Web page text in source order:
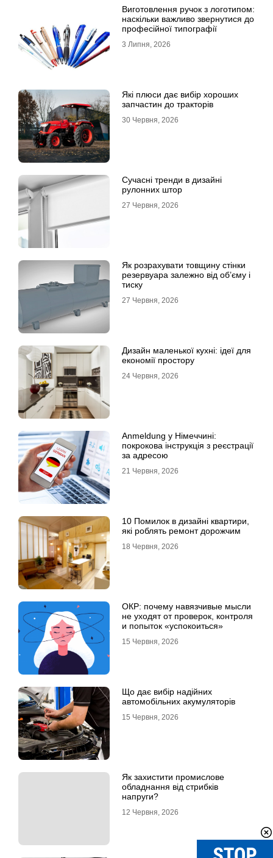
Виготовлення ручок з логотипом:
наскільки важливо звернутися до
професійної типографії
3 Липня, 2026
Які плюси дає вибір хороших
запчастин до тракторів
30 Червня, 2026
Сучасні тренди в дизайні
рулонних штор
27 Червня, 2026
Як розрахувати товщину стінки
резервуара залежно від об’єму і
тиску
27 Червня, 2026
Дизайн маленької кухні: ідеї для
економії простору
24 Червня, 2026
Anmeldung у Німеччині:
покрокова інструкція з реєстрації
за адресою
21 Червня, 2026
10 Помилок в дизайні квартири,
які роблять ремонт дорожчим
18 Червня, 2026
ОКР: почему навязчивые мысли
не уходят от проверок, контроля
и попыток «успокоиться»
15 Червня, 2026
Що дає вибір надійних
автомобільних акумуляторів
15 Червня, 2026
Як захистити промислове
обладнання від стрибків
напруги?
12 Червня, 2026